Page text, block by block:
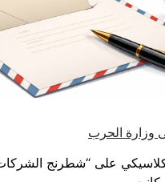
كلاسيكي على “شطرنج